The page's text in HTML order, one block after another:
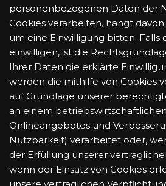
personenbezogenen Daten der
Cookies verarbeiten, hängt
um eine Einwilligung bitten. Falls
einwilligen, ist die
Ihrer Daten die erklärte
werden die mithilfe von Cookies
auf Grundlage unserer
an einem
Onlineangebotes und
Nutzbarkeit) verarbeitet oder,
der Erfüllung unserer
wenn der Einsatz von Cookies